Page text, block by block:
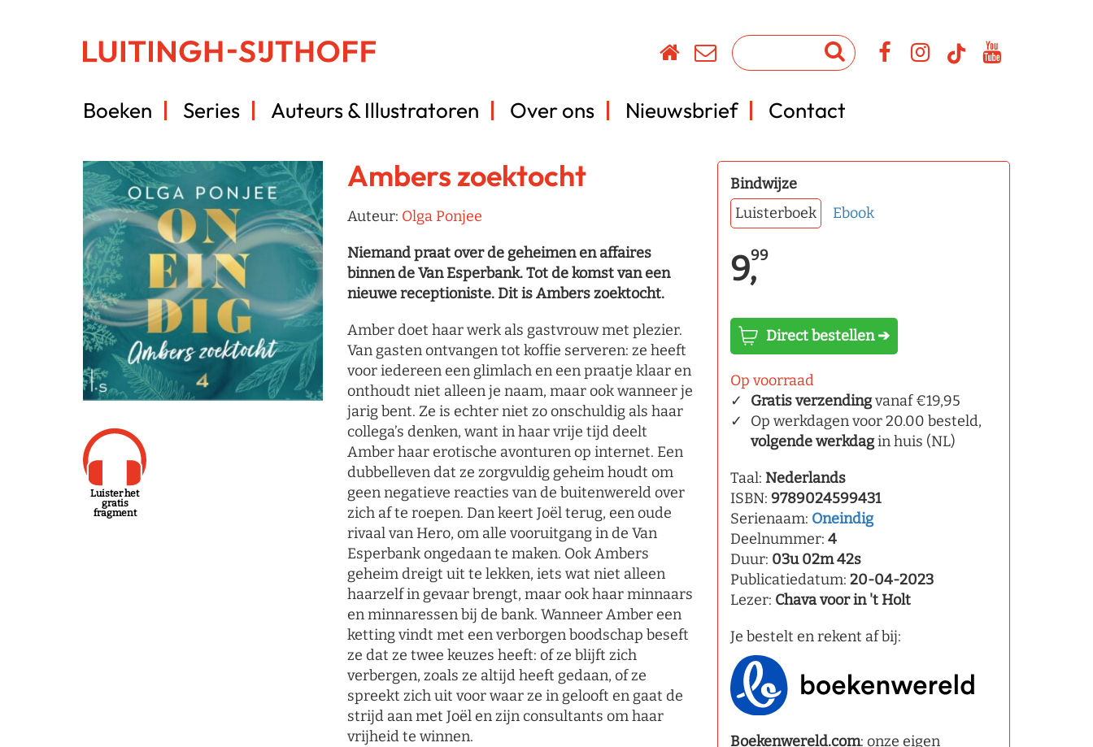
Boeken Series Auteurs & Illustratoren Over ons Nieuwsbrief Contact
Luister het
gratis
fragment
Ambers zoektocht
Auteur: Olga Ponjee
Niemand praat over de geheimen en affaires
binnen de Van Esperbank. Tot de komst van een
nieuwe receptioniste. Dit is Ambers zoektocht.
Amber doet haar werk als gastvrouw met plezier.
Van gasten ontvangen tot koffie serveren: ze heeft
voor iedereen een glimlach en een praatje klaar en
onthoudt niet alleen je naam, maar ook wanneer je
jarig bent. Ze is echter niet zo onschuldig als haar
collega’s denken, want in haar vrije tijd deelt
Amber haar erotische avonturen op internet. Een
dubbelleven dat ze zorgvuldig geheim houdt om
geen negatieve reacties van de buitenwereld over
zich af te roepen. Dan keert Joël terug, een oude
rivaal van Hero, om alle vooruitgang in de Van
Esperbank ongedaan te maken. Ook Ambers
geheim dreigt uit te lekken, iets wat niet alleen
haarzelf in gevaar brengt, maar ook haar minnaars
en minnaressen bij de bank. Wanneer Amber een
ketting vindt met een verborgen boodschap beseft
ze dat ze twee keuzes heeft: of ze blijft zich
verbergen, zoals ze altijd heeft gedaan, of ze
spreekt zich uit voor waar ze in gelooft en gaat de
strijd aan met Joël en zijn consultants om haar
vrijheid te winnen.
Bindwijze
Luisterboek
Ebook
9,99
Direct bestellen ➔
Op voorraad
Gratis verzendingvanaf €19,95
Op werkdagen voor 20.00 besteld,
volgende werkdagin huis (NL)
Taal: Nederlands
ISBN: 9789024599431
Serienaam: Oneindig
Deelnummer: 4
Duur: 03u 02m 42s
Publicatiedatum: 20-04-2023
Lezer: Chava voor in 't Holt
Je bestelt en rekent af bij:
Boekenwereld.com: onze eigen